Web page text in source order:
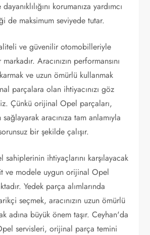
korumanıza yardımcı
de maksimum seviyede tutar.
ve güvenilir otomobilleriyle
Aracınızın performansını
ve uzun ömürlü kullanmak
parçalara olan ihtiyacınızı göz
Çünkü orijinal Opel parçaları,
aracınıza tam anlamıyla
bir şekilde çalışır.
ihtiyaçlarını karşılayacak
ve modele uygun orijinal Opel
Yedek parça alımlarında
seçmek, aracınızın uzun ömürlü
adına büyük önem taşır. Ceyhan'da
servisleri, orijinal parça temini